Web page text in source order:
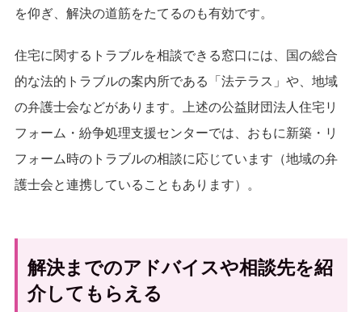
を仰ぎ、解決の道筋をたてるのも有効です。
住宅に関するトラブルを相談できる窓口には、国の総合
的な法的トラブルの案内所である「法テラス」や、地域
の弁護士会などがあります。上述の公益財団法人住宅リ
フォーム・紛争処理支援センターでは、おもに新築・リ
フォーム時のトラブルの相談に応じています（地域の弁
護士会と連携していることもあります）。
解決までのアドバイスや相談先を紹
介してもらえる